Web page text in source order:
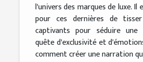
l'univers des marques de luxe.
pour ces dernières de
captivants pour séduire une
quête d'exclusivité et
comment créer une narration